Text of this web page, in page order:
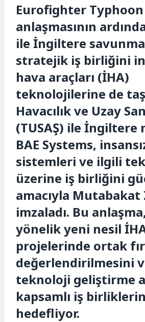
Eurofighter Typhoon
anlaşmasının
ile İngiltere
stratejik iş birliğini
hava araçları (İHA)
teknolojilerine de
Havacılık ve Uzay
(TUSAŞ) ile İngiltere
BAE Systems,
sistemleri ve ilgili
üzerine iş birliğini
amacıyla Mutabakat
imzaladı. Bu
yönelik yeni nesil
projelerinde ortak
değerlendirilmesini
teknoloji geliştirme
kapsamlı iş
hedefliyor.